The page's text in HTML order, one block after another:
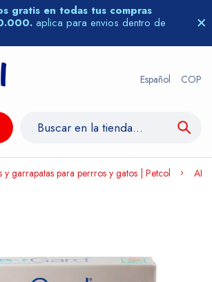
gratis en todas tus compras
aplica para envios dentro de
Español COP
y garrapatas para perrros y gatos | Petcol